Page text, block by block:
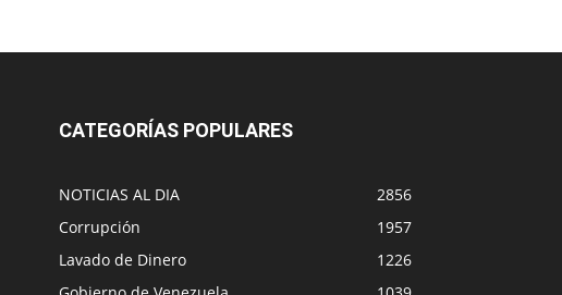
CATEGORÍAS POPULARES
NOTICIAS AL DIA
2856
Corrupción
1957
Lavado de Dinero
1226